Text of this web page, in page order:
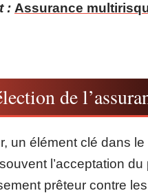
: Assurance
de
un élément clé dans
l’acceptation
prêteur contre